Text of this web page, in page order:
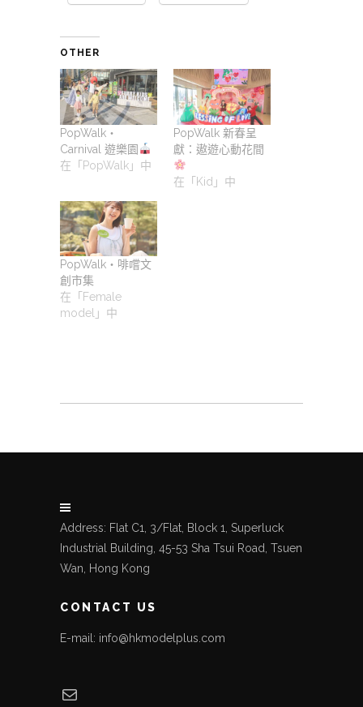
OTHER
PopWalk・
Carnival 遊樂園
在「PopWalk」中
PopWalk 新春呈
獻：遨遊心動花間
在「Kid」中
PopWalk・啡嚐文
創市集
在「Female
model」中
Address: Flat C1, 3/Flat, Block 1, Superluck
Industrial Building, 45-53 Sha Tsui Road, Tsuen
Wan, Hong Kong
CONTACT US
E-mail: info@hkmodelplus.com
Mail